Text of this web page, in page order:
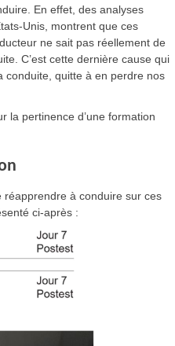
En effet, des analyses
Unis, montrent que ces
ne sait pas réellement de
C’est cette dernière cause qui
conduite, quitte à en perdre nos
la pertinence d’une formation
réapprendre à conduire sur ces
ci-après :